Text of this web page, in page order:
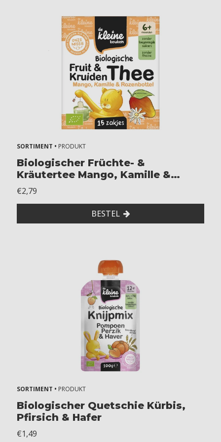
SORTIMENT • PRODUKT
Biologischer Früchte- &
Kräutertee Mango, Kamille &
Hagebutte
€2,79
BESTEL
SORTIMENT • PRODUKT
Biologischer Quetschie Kürbis,
Pfirsich & Hafer
€1,49